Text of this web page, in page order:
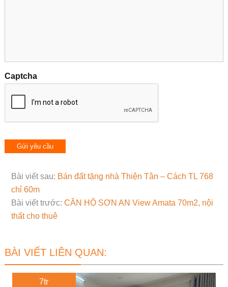
Captcha
Bài viết sau: Bán đất tặng nhà Thiện Tân – Cách TL 768
chỉ 60m
Bài viết trước: CĂN HỘ SƠN AN View Amata 70m2, nội
thất cho thuê
BÀI VIẾT LIÊN QUAN:
7tr